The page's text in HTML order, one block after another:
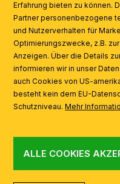
AI
Erfahrung bieten zu können.
Partner personenbezogene
und Nutzerverhalten für
Optimierungszwecke, z.B.
Anzeigen. Über die Details
informieren wir in unser
auch Cookies von US-
besteht kein dem EU-
Schutzniveau.Mehr
ALLE COOKIES